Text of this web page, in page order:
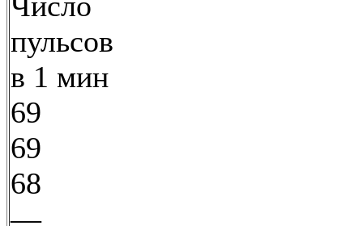
пульсов
в 1 мин
69
69
68
—